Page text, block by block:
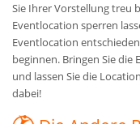
Sie Ihrer Vorstellung treu
Eventlocation sperren
Eventlocation
beginnen. Bringen Sie die
und lassen Sie die
dabei!